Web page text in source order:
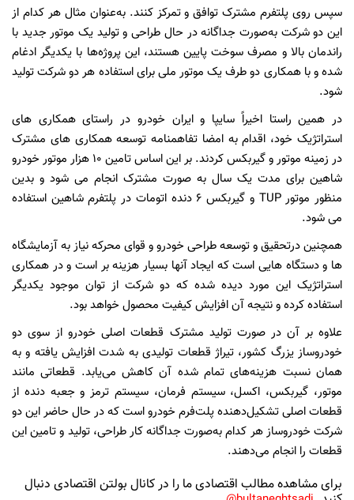
سپس روی پلتفرم مشترک توافق و تمرکز کنند. به‌عنوان مثال هر کدام از
این دو شرکت به‌صورت جداگانه در حال طراحی و تولید یک موتور جدید با
راندمان بالا و مصرف سوخت پایین هستند، این پروژه‌ها با یکدیگر ادغام
شده و با همکاری دو طرف یک موتور ملی برای استفاده هر دو شرکت تولید
شود.
در همین راستا اخیراً سایپا و ایران خودرو در راستای همکاری های
استراتژیک خود، اقدام به امضا تفاهمنامه توسعه همکاری های مشترک
در زمینه موتور و گیربکس کردند. بر این اساس تامین ۱۰ هزار موتور خودرو
شاهین برای مدت یک سال به صورت مشترک انجام می شود و بدین
منظور موتور TUP و گیربکس ۶ دنده اتومات در پلتفرم شاهین استفاده
می شود.
همچنین درتحقیق و توسعه طراحی خودرو و قوای محرکه نیاز به آزمایشگاه
ها و دستگاه هایی است که ایجاد آنها بسیار هزینه بر است و در همکاری
استراتژیک این مورد دیده شده که دو شرکت از توان موجود یکدیگر
استفاده کرده و نتیجه آن افزایش کیفیت محصول خواهد بود.
علاوه ‌بر آن در صورت تولید مشترک قطعات اصلی خودرو از سوی دو
خودروساز یزرگ کشور، تیراژ قطعات تولیدی به شدت افزایش یافته و به
همان نسبت هزینه‌های تمام شده آن کاهش می‌یابد. قطعاتی مانند
موتور، گیربکس، اکسل، ‌سیستم فرمان، سیستم ترمز و جعبه دنده از
قطعات اصلی تشکیل‌دهنده پلت‌فرم خودرو است که در حال حاضر این دو
شرکت خودروساز هر کدام به‌صورت جداگانه کار طراحی، تولید و تامین این
قطعات را انجام می‌دهند.
برای مشاهده مطالب اقتصادی ما را در کانال بولتن اقتصادی دنبال